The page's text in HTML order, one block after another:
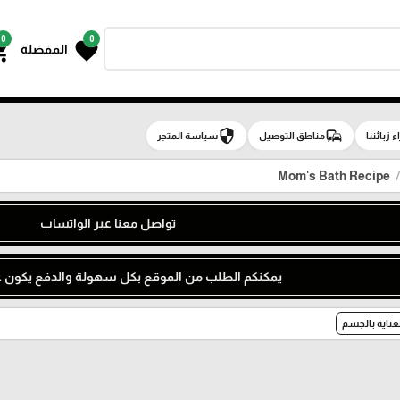
0
favorite المفضلة
0
زبائننا commuteمناطق التوصيل securityسياسة المتجر
Mom's Bath Recipe
تواصل معنا عبر الواتساب
يمكنكم الطلب من الموقع بكل سهولة والدفع يكون
بالجسم